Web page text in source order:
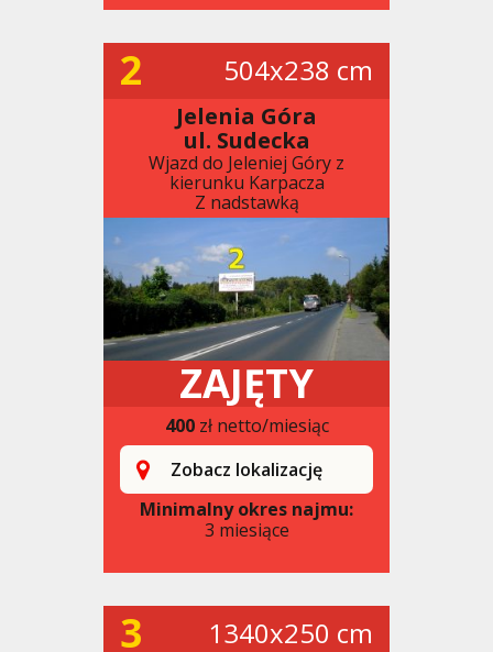
2 504x238 cm
Jelenia Góra
ul. Sudecka
Wjazd do Jeleniej Góry z
kierunku Karpacza
Z nadstawką
ZAJĘTY
400zł netto/miesiąc
Zobacz lokalizację
Minimalny okres najmu:
3 miesiące
3 1340x250 cm